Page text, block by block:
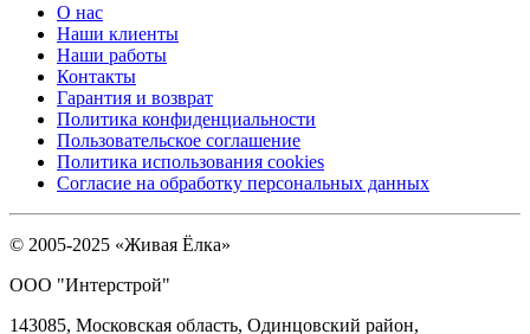
О нас
Наши клиенты
Наши работы
Контакты
Гарантия и возврат
Политика конфиденциальности
Пользовательское соглашение
Политика использования cookies
Согласие на обработку персональных данных
© 2005-2025 «Живая Ёлка»
ООО "Интерстрой"
143085, Московская область, Одинцовский район,